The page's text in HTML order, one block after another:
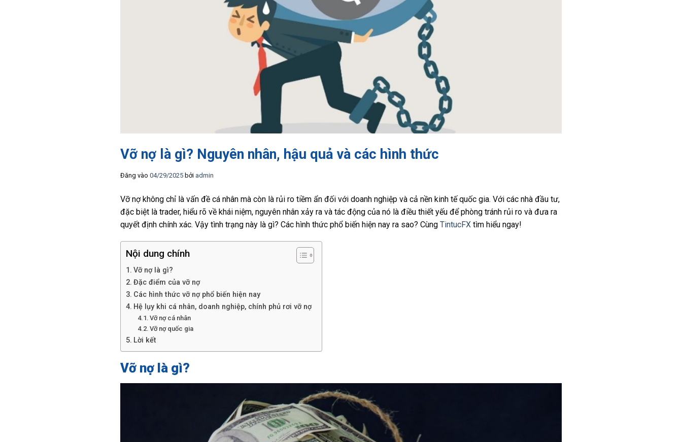
Vỡ nợ là gì? Nguyên nhân, hậu quả và các hình thức
Đăng vào 04/29/2025 bởi admin
Vỡ nợ không chỉ là vấn đề cá nhân mà còn là rủi ro tiềm ẩn đối với doanh nghiệp và cả nền kinh tế quốc gia. Với các nhà đầu tư,
đặc biệt là trader, hiểu rõ về khái niệm, nguyên nhân xảy ra và tác động của nó là điều thiết yếu để phòng tránh rủi ro và đưa ra
quyết định chính xác. Vậy tình trạng này là gì? Các hình thức phổ biến hiện nay ra sao? Cùng TintucFX tìm hiểu ngay!
Nội dung chính
Vỡ nợ là gì?
Đặc điểm của vỡ nợ
Các hình thức vỡ nợ phổ biến hiện nay
Hệ lụy khi cá nhân, doanh nghiệp, chính phủ rơi vỡ nợ
Vỡ nợ cá nhân
Vỡ nợ quốc gia
Lời kết
Vỡ nợ là gì?